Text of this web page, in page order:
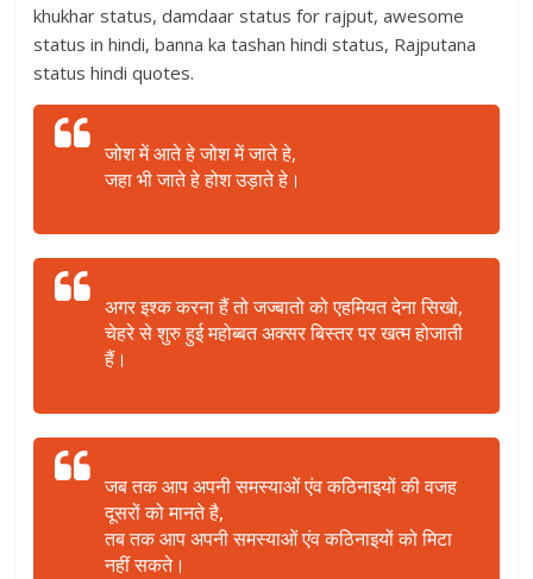
khukhar status, damdaar status for rajput, awesome
status in hindi, banna ka tashan hindi status, Rajputana
status hindi quotes.
जोश में आते हे जोश में जाते हे,
जहा भी जाते हे होश उड़ाते हे।
अगर इश्क करना हैं तो जज्बातो को एहमियत देना सिखो,
चेहरे से शुरु हुई महोब्बत अक्सर बिस्तर पर खत्म होजाती
हैं।
जब तक आप अपनी समस्याओं एंव कठिनाइयों की वजह
दूसरों को मानते है,
तब तक आप अपनी समस्याओं एंव कठिनाइयों को मिटा
नहीं सकते।